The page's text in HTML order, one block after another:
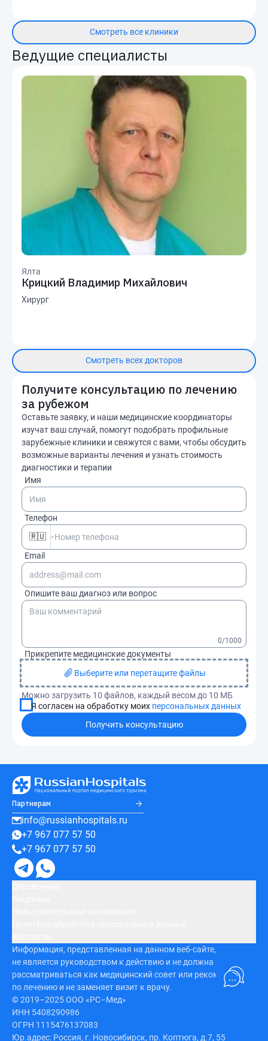
Смотреть все клиники
Ведущие специалисты
Ялта
Крицкий Владимир Михайлович
Хирург
Смотреть всех докторов
Получите консультацию по лечению
за рубежом
Оставьте заявку, и наши медицинские координаторы
изучат ваш случай, помогут подобрать профильные
зарубежные клиники и свяжутся с вами, чтобы обсудить
возможные варианты лечения и узнать стоимость
диагностики и терапии
Имя
Телефон
🇷🇺
Email
Опишите ваш диагноз или вопрос
0/1000
Прикрепите медицинские документы
Выберите или перетащите файлы
Можно загрузить 10 файлов, каждый весом до 10 МБ
Я согласен на обработку моих персональных данных
Получить консультацию
Партнерам
info@russianhospitals.ru
+7 967 077 57 50
+7 967 077 57 50
Информация, представленная на данном веб-сайте,
не является руководством к действию и не должна
рассматриваться как медицинский совет или рекомендация
по лечению и не заменяет визит к врачу.
© 2019–2025 ООО «РС–Мед»
ИНН 5408290986
ОГРН 1115476137083
Юр.адрес: Россия, г. Новосибирск, пр. Коптюга, д.7, 55